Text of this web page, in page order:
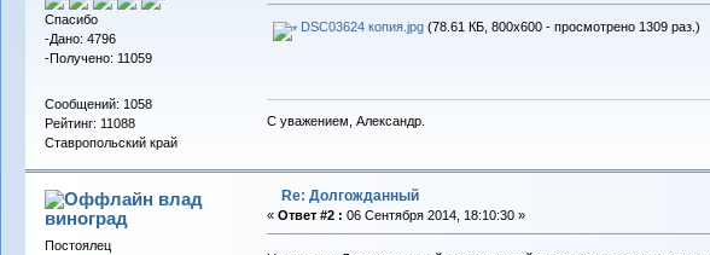
Спасибо
-Дано: 4796
-Получено: 11059
Сообщений: 1058
Рейтинг: 11088
Ставропольский край
DSC03624 копия.jpg(78.61 КБ, 800x600 - просмотрено 1309 раз.)
С уважением, Александр.
влад
виноград
Постоялец
Re: Долгожданный
« Ответ #2 : 06 Сентября 2014, 18:10:30 »